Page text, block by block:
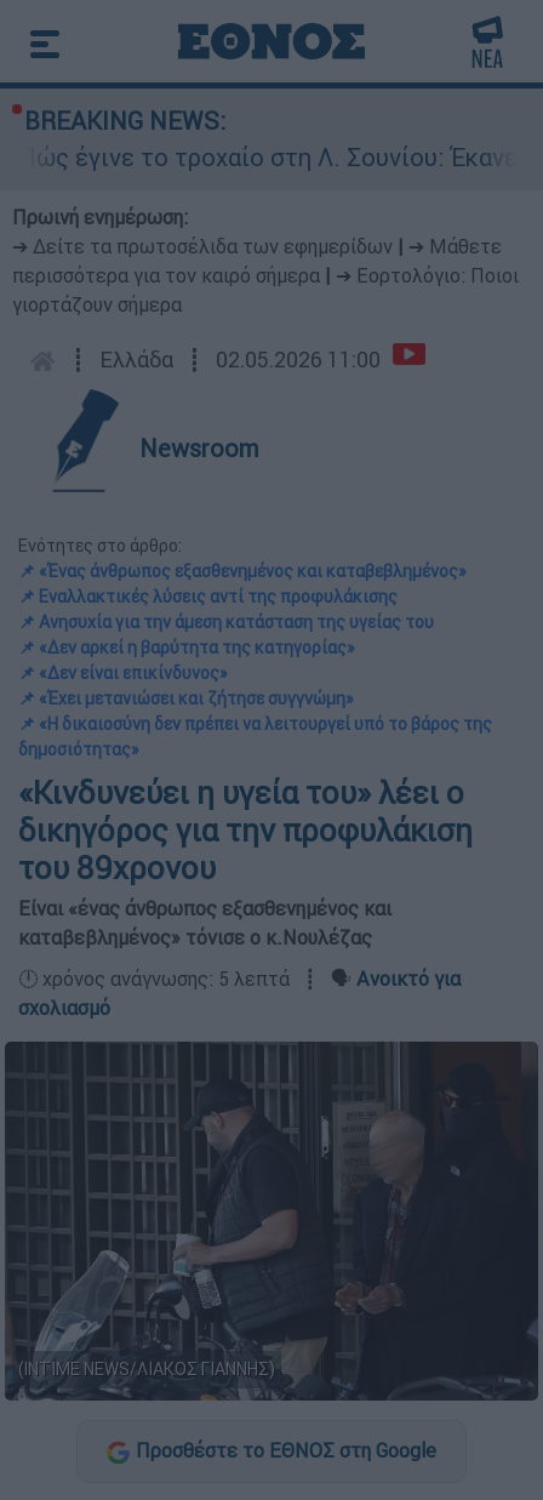
BREAKING NEWS:
το τροχαίο στη Λ. Σουνίου: Έκανε
Πρωινή ενημέρωση:
➔ Δείτε τα πρωτοσέλιδα των εφημερίδων
➔ Μάθετε
περισσότερα για τον καιρό σήμερα
➔ Εορτολόγιο: Ποιοι
γιορτάζουν σήμερα
┋ Ελλάδα ┋ 02.05.2026 11:00
Newsroom
Ενότητες στο άρθρο:
📌 «Ένας άνθρωπος εξασθενημένος και καταβεβλημένος»
📌 Εναλλακτικές λύσεις αντί της προφυλάκισης
📌 Ανησυχία για την άμεση κατάσταση της υγείας του
📌 «Δεν αρκεί η βαρύτητα της κατηγορίας»
📌 «Δεν είναι επικίνδυνος»
📌 «Έχει μετανιώσει και ζήτησε συγγνώμη»
📌 «Η δικαιοσύνη δεν πρέπει να λειτουργεί υπό το βάρος της
δημοσιότητας»
«Κινδυνεύει η υγεία του» λέει ο
δικηγόρος για την προφυλάκιση
του 89χρονου
Είναι «ένας άνθρωπος εξασθενημένος και
καταβεβλημένος» τόνισε ο κ.Νουλέζας
🕛 χρόνος ανάγνωσης: 5 λεπτά ┋ 🗣️ Ανοικτό για
σχολιασμό
(INTIME NEWS/ΛΙΑΚΟΣ ΓΙΑΝΝΗΣ)
Προσθέστε το ΕΘΝΟΣ στη Google